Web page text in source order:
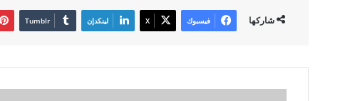
شاركها فيسبوك X لينكدإن